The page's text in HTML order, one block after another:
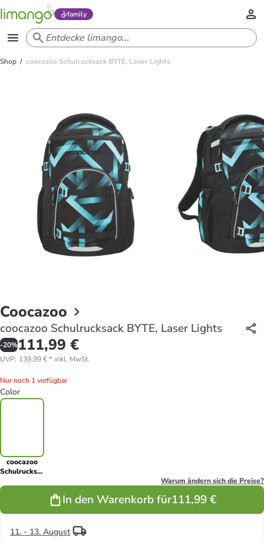
family
Shop coocazoo Schulrucksack BYTE, Laser Lights
Coocazoo
coocazoo Schulrucksack BYTE, Laser Lights
-20%111,99 €
UVP: 139,99 €* inkl. MwSt.
Nur noch 1 verfügbar
Color
coocazoo
Schulrucksack
Warum ändern sich die Preise?
In den Warenkorb für111,99 €
11. - 13. August